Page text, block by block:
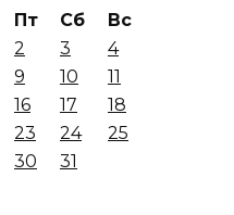
Пт Сб
Вс
2 3
4
9 10
11
16 17
18
23 24
25
30 31